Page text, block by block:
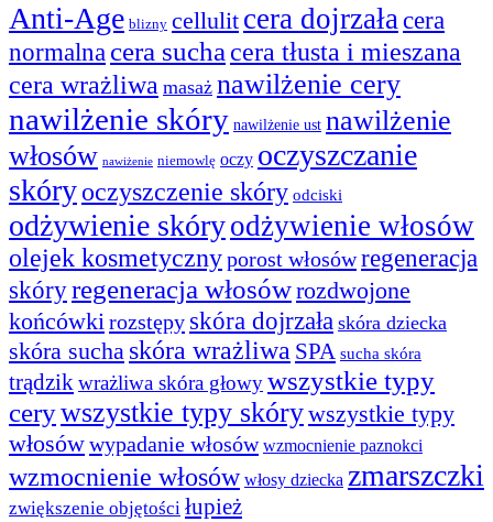
Anti-Age blizny cellulit cera dojrzałacera
normalna cera sucha cera tłusta i mieszana
cera wrażliwa masaż nawilżenie cery
nawilżenie skóry nawilżenie ust nawilżenie
włosów nawiżenie niemowlę oczy oczyszczanie
skóryoczyszczenie skóry odciski
odżywienie skóryodżywienie włosów
olejek kosmetycznyporost włosówregeneracja
skóryregeneracja włosówrozdwojone
końcówkirozstępy skóra dojrzała skóra dziecka
skóra sucha skóra wrażliwa SPA sucha skóra
trądzikwrażliwa skóra głowywszystkie typy
cerywszystkie typy skórywszystkie typy
włosówwypadanie włosów wzmocnienie paznokci
wzmocnienie włosów włosy dziecka zmarszczki
zwiększenie objętości łupież